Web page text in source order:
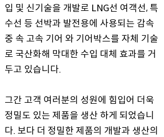
입 및 신기술을 개발로 LNG선 여객선, 특
수선 등 선박과 발전용에 사용되는 감속
중 속 고속 기어 와 기어박스를 자체 기술
로 국산화해 막대한 수입 대체 효과를 거
두고 있습니다.
그간 고객 여러분의 성원에 힘입어 더욱
정밀도 있는 제품을 생산 하게 되었습니
다. 보다 더 정밀한 제품의 개발과 생산의